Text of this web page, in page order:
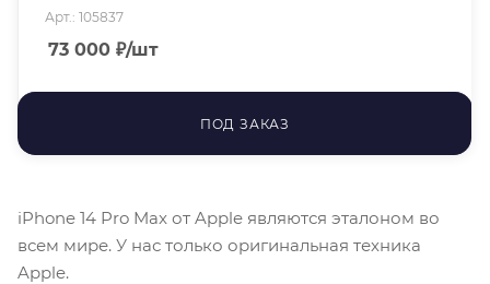
Арт.: 105837
73 000 ₽/шт
ПОД ЗАКАЗ
iPhone 14 Pro Max от Apple являются эталоном во
всем мире. У нас только оригинальная техника
Apple.